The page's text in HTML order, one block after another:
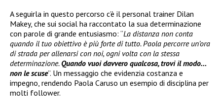
A seguirla in questo percorso c’è il personal trainer Dilan
Makey, che sui social ha raccontato la sua determinazione
con parole di grande entusiasmo: “La distanza non conta
quando il tuo obiettivo è più forte di tutto. Paola percorre un’ora
di strada per allenarsi con noi, ogni volta con la stessa
determinazione. Quando vuoi davvero qualcosa, trovi il modo…
non le scuse”. Un messaggio che evidenzia costanza e
impegno, rendendo Paola Caruso un esempio di disciplina per
molti follower.